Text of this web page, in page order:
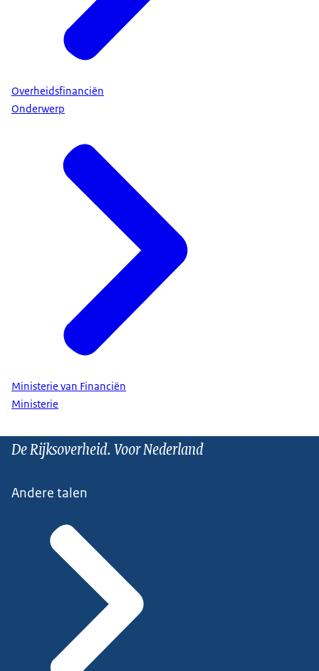
Overheidsfinanciën
Onderwerp
Ministerie van Financiën
Ministerie
De Rijksoverheid. Voor Nederland
Andere talen